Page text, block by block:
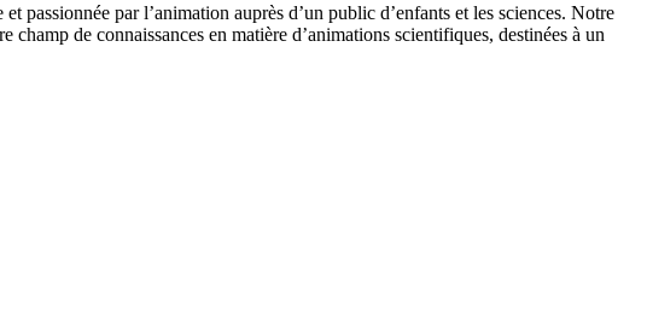
passionnée par l’animation auprès d’un public d’enfants et les sciences. Notre
de connaissances en matière d’animations scientifiques, destinées à un